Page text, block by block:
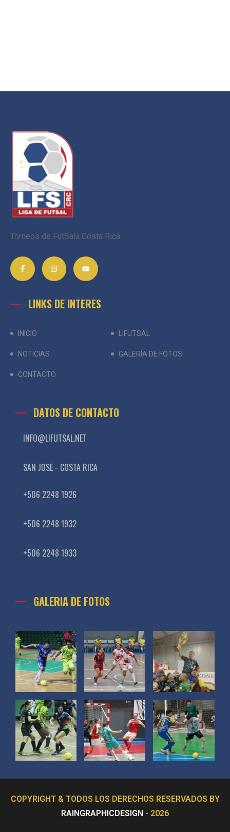
Torneos de FutSala Costa Rica
LINKS DE INTERES
INICIO LIFUTSAL
NOTICIAS GALERÍA DE FOTOS
CONTACTO
DATOS DE CONTACTO
INFO@LIFUTSAL.NET
SAN JOSE - COSTA RICA
+506 2248 1926
+506 2248 1932
+506 2248 1933
GALERIA DE FOTOS
COPYRIGHT & TODOS LOS DERECHOS RESERVADOS BY
RAINGRAPHICDESIGN - 2026